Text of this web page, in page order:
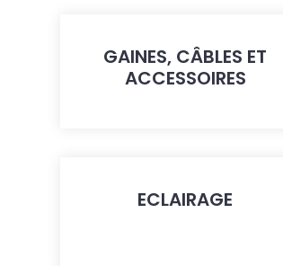
GAINES, CÂBLES ET
ACCESSOIRES
ECLAIRAGE